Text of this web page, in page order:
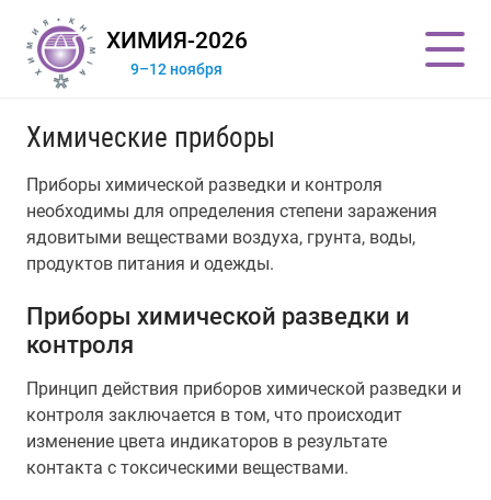
ХИМИЯ-2026
9–12 ноября
Химические приборы
Приборы химической разведки и контроля
необходимы для определения степени заражения
ядовитыми веществами воздуха, грунта, воды,
продуктов питания и одежды.
Приборы химической разведки и
контроля
Принцип действия приборов химической разведки и
контроля заключается в том, что происходит
изменение цвета индикаторов в результате
контакта с токсическими веществами.